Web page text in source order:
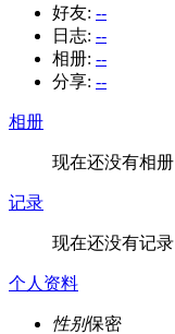
好友: --
日志: --
相册: --
分享: --
相册
现在还没有相册
记录
现在还没有记录
个人资料
性别保密